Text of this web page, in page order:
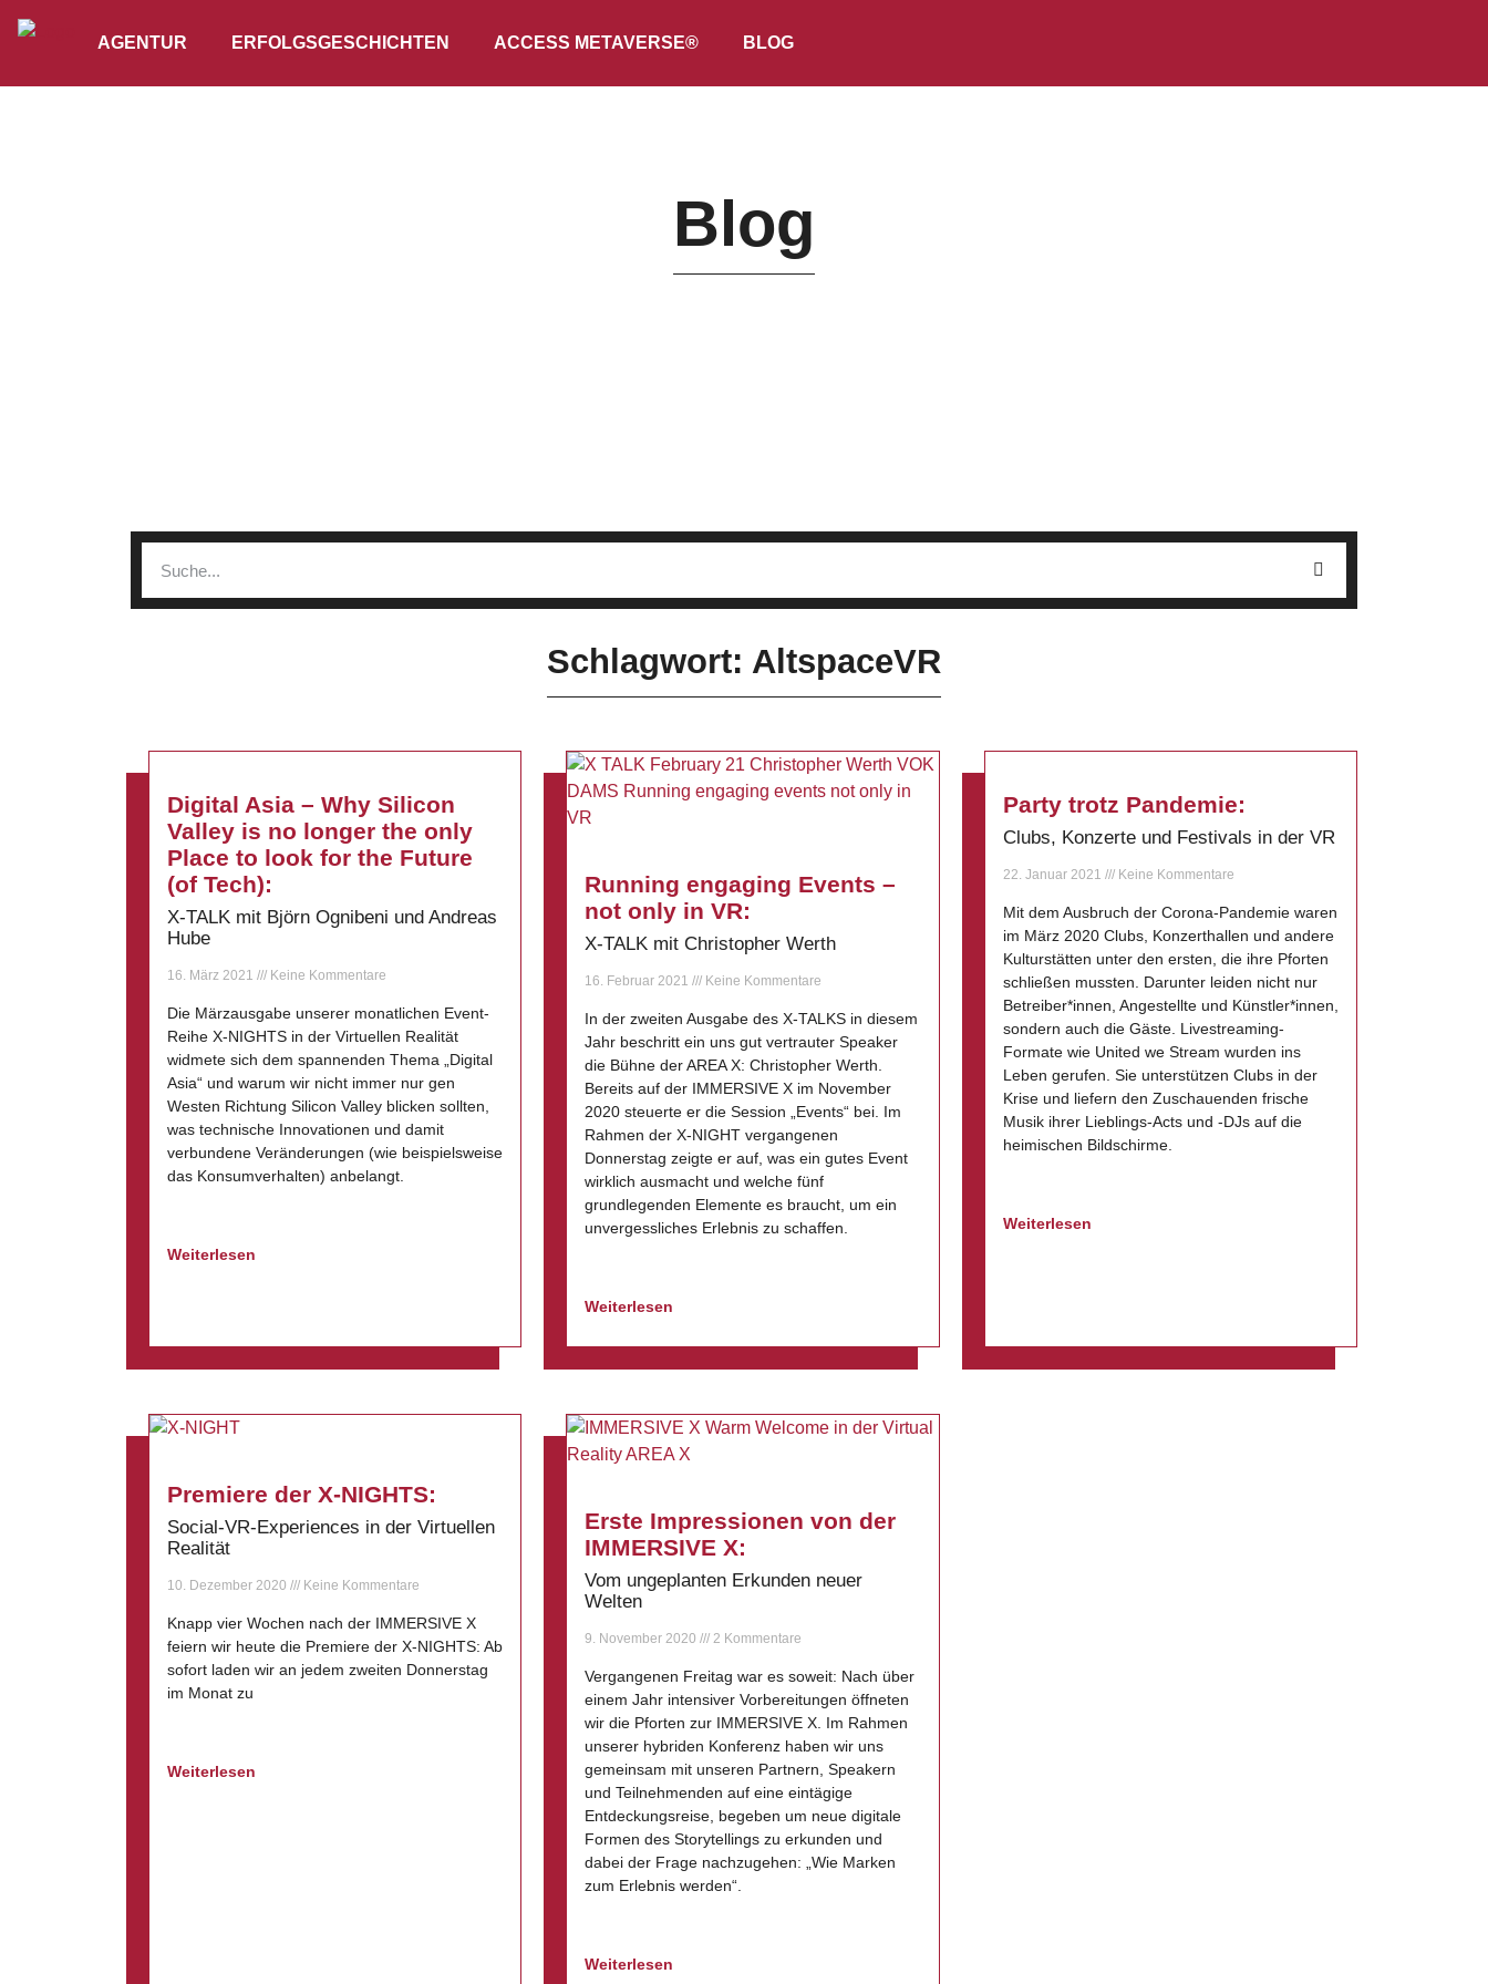
AGENTUR ERFOLGSGESCHICHTEN ACCESS METAVERSE® BLOG
Blog
Schlagwort: AltspaceVR
Digital Asia – Why Silicon
Valley is no longer the only
Place to look for the Future
(of Tech):
X-TALK mit Björn Ognibeni und Andreas
Hube
16. März 2021 Keine Kommentare
Die Märzausgabe unserer monatlichen Event-
Reihe X-NIGHTS in der Virtuellen Realität
widmete sich dem spannenden Thema „Digital
Asia“ und warum wir nicht immer nur gen
Westen Richtung Silicon Valley blicken sollten,
was technische Innovationen und damit
verbundene Veränderungen (wie beispielsweise
das Konsumverhalten) anbelangt.
Weiterlesen
Running engaging Events –
not only in VR:
X-TALK mit Christopher Werth
16. Februar 2021 Keine Kommentare
In der zweiten Ausgabe des X-TALKS in diesem
Jahr beschritt ein uns gut vertrauter Speaker
die Bühne der AREA X: Christopher Werth.
Bereits auf der IMMERSIVE X im November
2020 steuerte er die Session „Events“ bei. Im
Rahmen der X-NIGHT vergangenen
Donnerstag zeigte er auf, was ein gutes Event
wirklich ausmacht und welche fünf
grundlegenden Elemente es braucht, um ein
unvergessliches Erlebnis zu schaffen.
Weiterlesen
Party trotz Pandemie:
Clubs, Konzerte und Festivals in der VR
22. Januar 2021 Keine Kommentare
Mit dem Ausbruch der Corona-Pandemie waren
im März 2020 Clubs, Konzerthallen und andere
Kulturstätten unter den ersten, die ihre Pforten
schließen mussten. Darunter leiden nicht nur
Betreiber*innen, Angestellte und Künstler*innen,
sondern auch die Gäste. Livestreaming-
Formate wie United we Stream wurden ins
Leben gerufen. Sie unterstützen Clubs in der
Krise und liefern den Zuschauenden frische
Musik ihrer Lieblings-Acts und -DJs auf die
heimischen Bildschirme.
Weiterlesen
Premiere der X-NIGHTS:
Social-VR-Experiences in der Virtuellen
Realität
10. Dezember 2020 Keine Kommentare
Knapp vier Wochen nach der IMMERSIVE X
feiern wir heute die Premiere der X-NIGHTS: Ab
sofort laden wir an jedem zweiten Donnerstag
im Monat zu
Weiterlesen
Erste Impressionen von der
IMMERSIVE X:
Vom ungeplanten Erkunden neuer
Welten
9. November 2020 2 Kommentare
Vergangenen Freitag war es soweit: Nach über
einem Jahr intensiver Vorbereitungen öffneten
wir die Pforten zur IMMERSIVE X. Im Rahmen
unserer hybriden Konferenz haben wir uns
gemeinsam mit unseren Partnern, Speakern
und Teilnehmenden auf eine eintägige
Entdeckungsreise, begeben um neue digitale
Formen des Storytellings zu erkunden und
dabei der Frage nachzugehen: „Wie Marken
zum Erlebnis werden“.
Weiterlesen